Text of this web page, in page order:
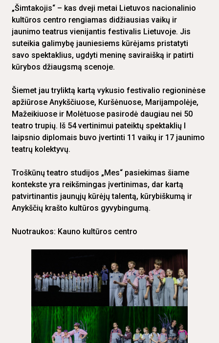
„Šimtakojis“ – kas dveji metai Lietuvos nacionalinio
kultūros centro rengiamas didžiausias vaikų ir
jaunimo teatrus vienijantis festivalis Lietuvoje. Jis
suteikia galimybę jauniesiems kūrėjams pristatyti
savo spektaklius, ugdyti meninę saviraišką ir patirti
kūrybos džiaugsmą scenoje.
Šiemet jau tryliktą kartą vykusio festivalio regioninėse
apžiūrose Anykščiuose, Kuršėnuose, Marijampolėje,
Mažeikiuose ir Molėtuose pasirodė daugiau nei 50
teatro trupių. Iš 54 vertinimui pateiktų spektaklių I
laipsnio diplomais buvo įvertinti 11 vaikų ir 17 jaunimo
teatrų kolektyvų.
Troškūnų teatro studijos „Mes“ pasiekimas šiame
kontekste yra reikšmingas įvertinimas, dar kartą
patvirtinantis jaunųjų kūrėjų talentą, kūrybiškumą ir
Anykščių krašto kultūros gyvybingumą.
Nuotraukos: Kauno kultūros centro